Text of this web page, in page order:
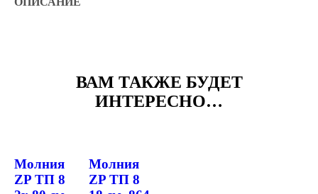
ВАМ ТАКЖЕ БУДЕТ
ИНТЕРЕСНО…
Молния
ZP ТП 8
Молния
ZP ТП 8